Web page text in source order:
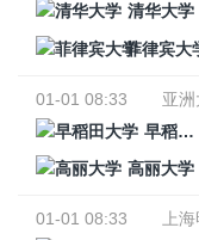
清华大学
菲律宾大
01-01 08:33
亚
早稻田大学
高丽大学
01-01 08:33
上